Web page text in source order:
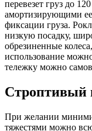
перевезет груз до
амортизирующими
фиксации груза.
низкую посадку,
обрезиненные
использование
тележку можно
Строптивый
При желании
тяжестями можно